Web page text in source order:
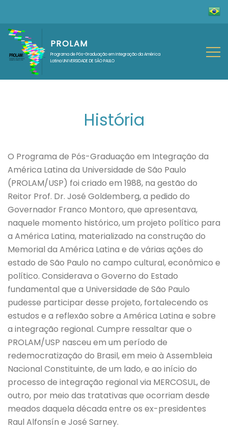
PROLAM
Programa de Pós-Graduação em Integração da América
Latina UNIVERSIDADE DE SÃO PAULO
História
O Programa de Pós-Graduação em Integração da
América Latina da Universidade de São Paulo
(PROLAM/USP) foi criado em 1988, na gestão do
Reitor Prof. Dr. José Goldemberg, a pedido do
Governador Franco Montoro, que apresentava,
naquele momento histórico, um projeto político para
a América Latina, materializado na construção do
Memorial da América Latina e de várias ações do
estado de São Paulo no campo cultural, econômico e
político. Considerava o Governo do Estado
fundamental que a Universidade de São Paulo
pudesse participar desse projeto, fortalecendo os
estudos e a reflexão sobre a América Latina e sobre
a integração regional. Cumpre ressaltar que o
PROLAM/USP nasceu em um período de
redemocratização do Brasil, em meio à Assembleia
Nacional Constituinte, de um lado, e ao início do
processo de integração regional via MERCOSUL, de
outro, por meio das tratativas que ocorriam desde
meados daquela década entre os ex-presidentes
Raul Alfonsín e José Sarney.